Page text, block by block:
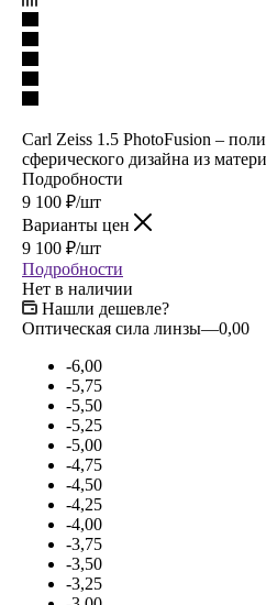
Carl Zeiss 1.5 PhotoFusion –
сферического дизайна из
Подробности
9 100 ₽/шт
Варианты цен
9 100 ₽/шт
Подробности
Нет в наличии
Нашли дешевле?
Оптическая сила линзы—0,00
-6,00
-5,75
-5,50
-5,25
-5,00
-4,75
-4,50
-4,25
-4,00
-3,75
-3,50
-3,25